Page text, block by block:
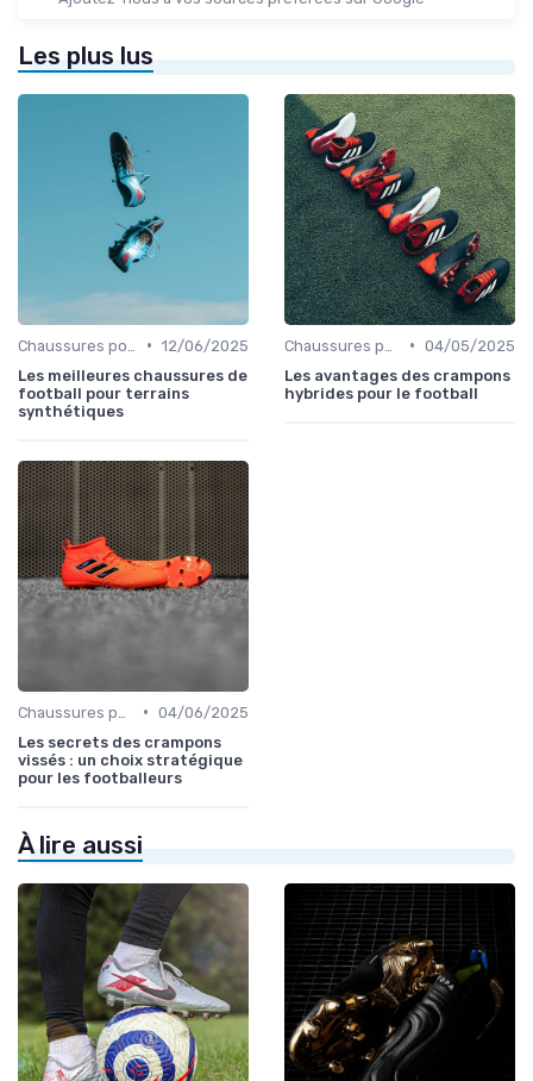
Les plus lus
• 12/06/2025
Les meilleures chaussures de
football pour terrains
synthétiques
• 04/05/2025
Les avantages des crampons
hybrides pour le football
• 04/06/2025
Les secrets des crampons
vissés : un choix stratégique
pour les footballeurs
À lire aussi